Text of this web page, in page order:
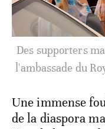
L'ambassadeur
Chabar, a
mauritaniens
Royaume du